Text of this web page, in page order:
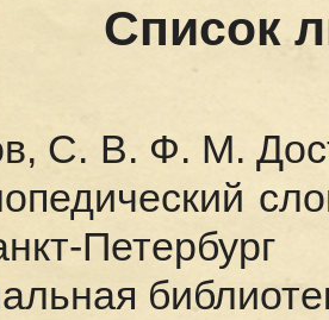
Список
С. В. Ф. М.
Петербург